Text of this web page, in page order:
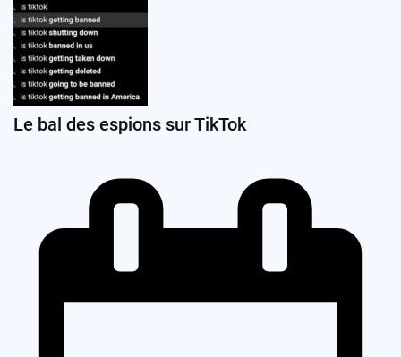
Le bal des espions sur TikTok